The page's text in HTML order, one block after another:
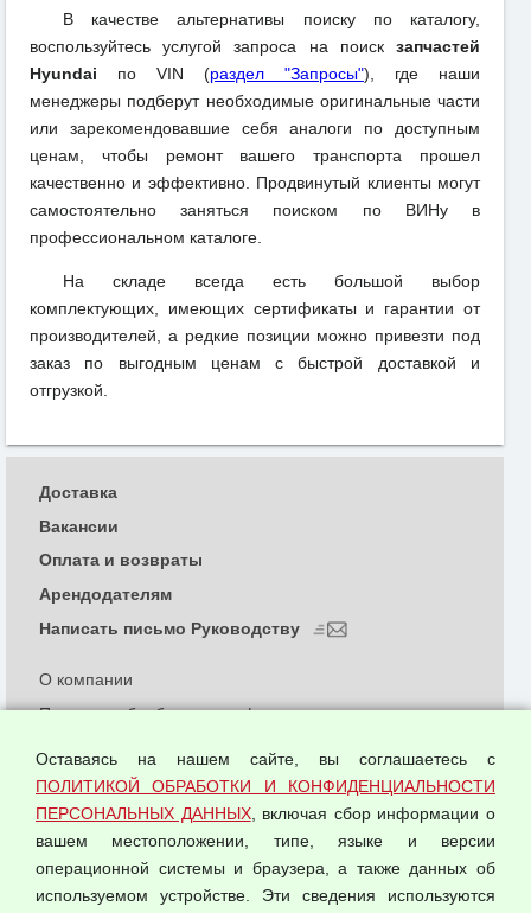
В качестве альтернативы поиску по каталогу,
воспользуйтесь услугой запроса на поиск запчастей
Hyundai по VIN (раздел "Запросы"), где наши
менеджеры подберут необходимые оригинальные части
или зарекомендовавшие себя аналоги по доступным
ценам, чтобы ремонт вашего транспорта прошел
качественно и эффективно. Продвинутый клиенты могут
самостоятельно заняться поиском по ВИНу в
профессиональном каталоге.
На складе всегда есть большой выбор
комплектующих, имеющих сертификаты и гарантии от
производителей, а редкие позиции можно привезти под
заказ по выгодным ценам с быстрой доставкой и
отгрузкой.
О компании
Политика обработки и конфиденциальности
Согласием на обработку персональных данных
Оферта оптовой купли-продажи
Публичная оферта
Доставка
Вакансии
Оплата и возвраты
Арендодателям
Написать письмо Руководству
Оставаясь на нашем сайте, вы соглашаетесь с
ПОЛИТИКОЙ ОБРАБОТКИ И КОНФИДЕНЦИАЛЬНОСТИ
ПЕРСОНАЛЬНЫХ ДАННЫХ, включая сбор информации о
вашем местоположении, типе, языке и версии
операционной системы и браузера, а также данных об
используемом устройстве. Эти сведения используются